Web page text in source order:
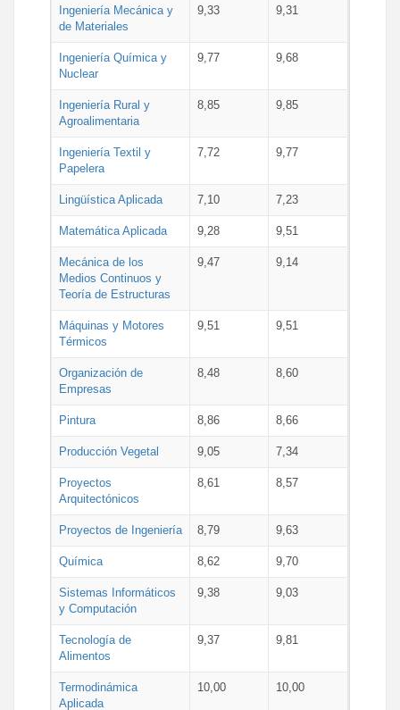
Ingeniería Mecánica y
de Materiales
9,33 9,31
Ingeniería Química y
Nuclear
9,77 9,68
Ingeniería Rural y
Agroalimentaria
8,85 9,85
Ingeniería Textil y
Papelera
7,72 9,77
Lingüística Aplicada 7,10 7,23
Matemática Aplicada 9,28 9,51
Mecánica de los
Medios Continuos y
Teoría de Estructuras
9,47 9,14
Máquinas y Motores
Térmicos
9,51 9,51
Organización de
Empresas
8,48 8,60
Pintura 8,86 8,66
Producción Vegetal 9,05 7,34
Proyectos
Arquitectónicos
8,61 8,57
Proyectos de Ingeniería 8,79 9,63
Química 8,62 9,70
Sistemas Informáticos
y Computación
9,38 9,03
Tecnología de
Alimentos
9,37 9,81
Termodinámica
Aplicada
10,00 10,00